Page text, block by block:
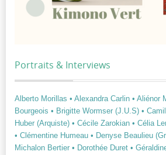
Portraits & Interviews
Alberto Morillas • Alexandra Carlin • Aliénor
Bourgeois • Brigitte Wormser (J.U.S) •
Huber (Arquiste) • Cécile Zarokian • Célia
• Clémentine Humeau • Denyse Beaulieu
Michalon Bertier • Dorothée Duret •